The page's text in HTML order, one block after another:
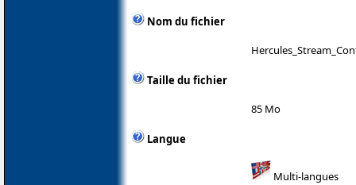
Nom du fichier
Taille du fichier
85 Mo
Langue
Multi-langues